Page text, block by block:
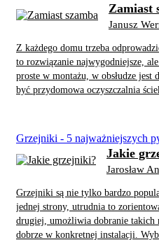
Z każdego domu trzeba
to rozwiązanie najwygodniejsze,
proste w montażu, w obsłudze
być przydomowa oczyszczalnia
Zamiast
Janusz
Grzejniki - 5 najważniejszych
Grzejniki są nie tylko bardzo
jednej strony, utrudnia to
drugiej, umożliwia dobranie takich
dobrze w konkretnej instalacji.
Jakie
Jarosław